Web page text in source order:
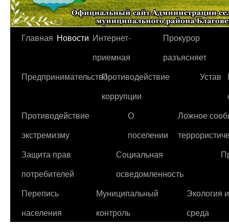
Перейти
содержимому
Главная Новости Интернет-
приемная
Прокурор
разъясняет
ПредпринимательствоПротиводействие
коррупции
Устав
Противодействие
экстремизму
О
поселении
Ложное
Защита прав
потребителей
Социальная
осведомленность
Перепись
населения
Муниципальный
контроль
Экология
среда